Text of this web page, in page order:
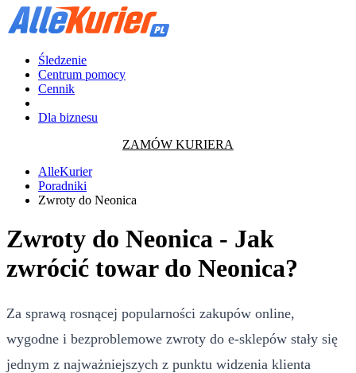
Śledzenie
Centrum pomocy
Cennik
Dla biznesu
ZAMÓW KURIERA
AlleKurier
Poradniki
Zwroty do Neonica
Zwroty do Neonica - Jak
zwrócić towar do Neonica?
Za sprawą rosnącej popularności zakupów online,
wygodne i bezproblemowe zwroty do e-sklepów stały się
jednym z najważniejszych z punktu widzenia klienta